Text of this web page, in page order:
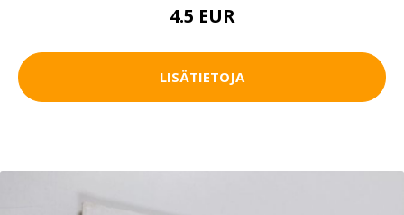
4.5 EUR
LISÄTIETOJA